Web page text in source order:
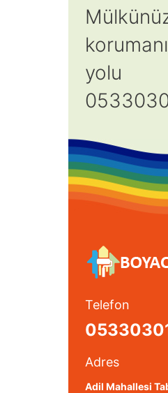
yolu
Telefon
Adres
Adil Mahallesi